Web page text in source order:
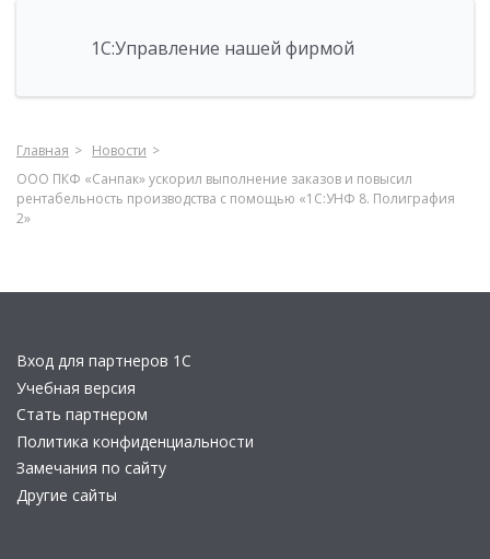
1С:Управление нашей фирмой
Главная
Новости
ООО ПКФ «Санпак» ускорил выполнение заказов и повысил
рентабельность производства с помощью «1С:УНФ 8. Полиграфия
2»
Вход для партнеров 1С
Учебная версия
Стать партнером
Политика конфиденциальности
Замечания по сайту
Другие сайты